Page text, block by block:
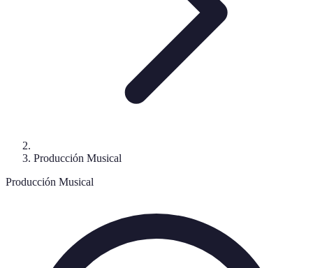
Producción Musical
Producción Musical